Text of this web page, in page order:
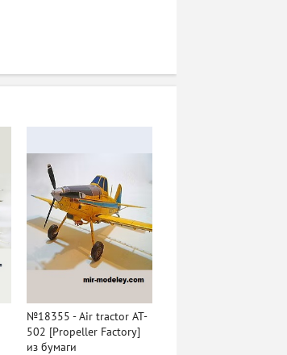
№18355 - Air tractor AT-
502 [Propeller Factory]
из бумаги